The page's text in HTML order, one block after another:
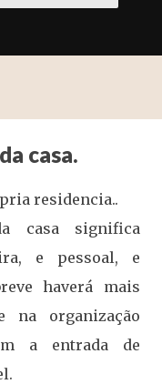
casa.
residencia..
casa significa
e pessoal, e
haverá mais
na organização
a entrada de